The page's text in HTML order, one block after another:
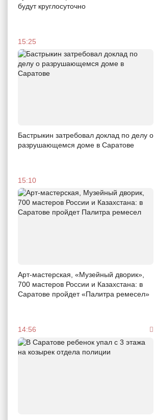
будут круглосуточно
15:25
Бастрыкин затребовал доклад по делу о
разрушающемся доме в Саратове
15:10
Арт-мастерская, «Музейный дворик»,
700 мастеров России и Казахстана: в
Саратове пройдет «Палитра ремесел»
14:56